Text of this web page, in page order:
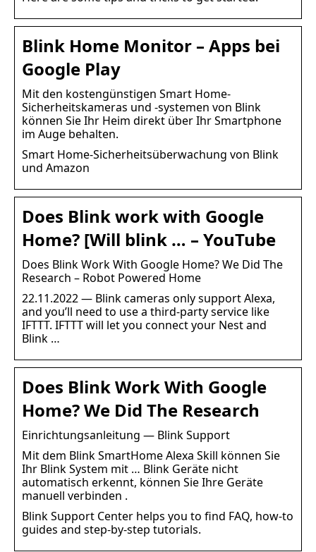
Blink Home Monitor – Apps bei
Google Play
Mit den kostengünstigen Smart Home-
Sicherheitskameras und -systemen von Blink
können Sie Ihr Heim direkt über Ihr Smartphone
im Auge behalten.
Smart Home-Sicherheitsüberwachung von Blink
und Amazon
Does Blink work with Google
Home? [Will blink … – YouTube
Does Blink Work With Google Home? We Did The
Research – Robot Powered Home
22.11.2022 — Blink cameras only support Alexa,
and you’ll need to use a third-party service like
IFTTT. IFTTT will let you connect your Nest and
Blink …
Does Blink Work With Google
Home? We Did The Research
Einrichtungsanleitung — Blink Support
Mit dem Blink SmartHome Alexa Skill können Sie
Ihr Blink System mit … Blink Geräte nicht
automatisch erkennt, können Sie Ihre Geräte
manuell verbinden .
Blink Support Center helps you to find FAQ, how-to
guides and step-by-step tutorials.